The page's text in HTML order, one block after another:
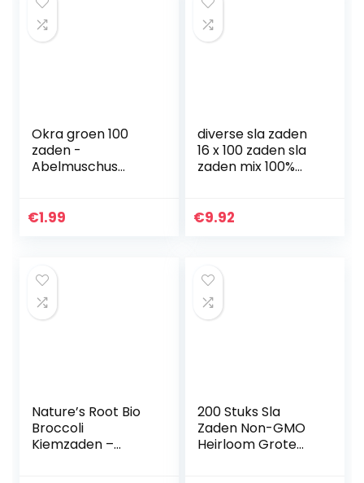
Okra groen 100
zaden -
Abelmuschus
€1.99
diverse sla zaden
16 x 100 zaden sla
zaden mix 100%
geplukt uit
€9.92
Nature’s Root Bio
Broccoli
Kiemzaden –
200 Stuks Sla
Zaden Non-GMO
Heirloom Grote